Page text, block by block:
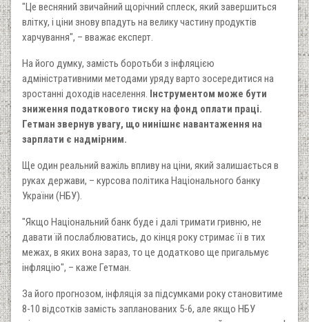
"Це весняний звичайний щорічний сплеск, який завершиться
влітку, і ціни знову впадуть на велику частину продуктів
харчування", – вважає експерт.
На його думку, замість боротьби з інфляцією
адміністративними методами уряду варто зосередитися на
зростанні доходів населення. Інструментом може бути
зниження податкового тиску на фонд оплати праці.
Гетман звернув увагу, що нинішнє навантаження на
зарплати є надмірним.
Ще один реальний важіль впливу на ціни, який залишається в
руках держави, – курсова політика Національного банку
України (НБУ).
"Якщо Національний банк буде і далі тримати гривню, не
давати їй послаблюватись, до кінця року стримає її в тих
межах, в яких вона зараз, то це додатково ще пригальмує
інфляцію", – каже Гетман.
За його прогнозом, інфляція за підсумками року становитиме
8-10 відсотків замість запланованих 5-6, але якщо НБУ